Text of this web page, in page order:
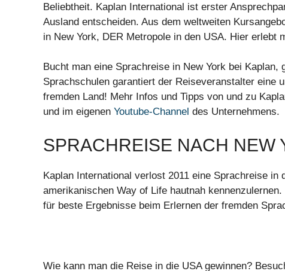
Beliebtheit. Kaplan International ist erster
Ausland entscheiden. Aus dem weltweiten
in New York, DER Metropole in den USA. Hier erlebt
Bucht man eine Sprachreise in New York bei
Sprachschulen garantiert der Reiseveranstalter eine
fremden Land! Mehr Infos und Tipps von und zu
und im eigenen Youtube-Channel des Unternehmens.
SPRACHREISE NACH NEW
Kaplan International verlost 2011 eine Sprachreise
amerikanischen Way of Life hautnah
für beste Ergebnisse beim Erlernen der fremden
Wie kann man die Reise in die USA gewinnen?